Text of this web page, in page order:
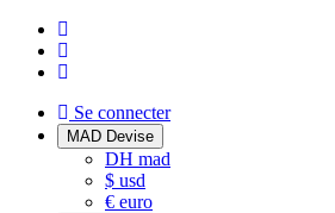
Se connecter
MAD Devise
DH mad
$ usd
€ euro